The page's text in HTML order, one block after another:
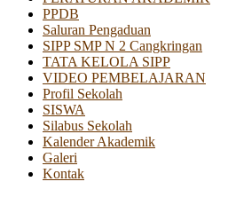
PPDB
Saluran Pengaduan
SIPP SMP N 2 Cangkringan
TATA KELOLA SIPP
VIDEO PEMBELAJARAN
Profil Sekolah
SISWA
Silabus Sekolah
Kalender Akademik
Galeri
Kontak